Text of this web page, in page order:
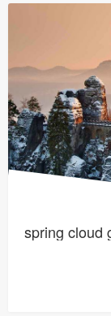
spring cloud